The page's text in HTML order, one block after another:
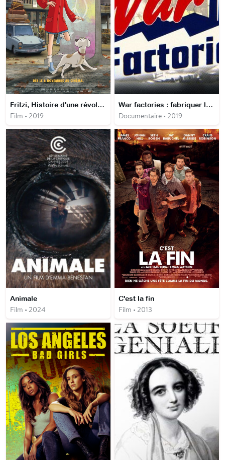
Fritzi, Histoire d'une révolution
Film • 2019
War factories : fabriquer la guerre
Documentaire • 2019
Animale
Film • 2024
C'est la fin
Film • 2013